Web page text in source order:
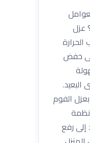
عزل
خفض
الفوم
إلى رفع